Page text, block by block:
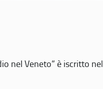
nel Veneto” è iscritto